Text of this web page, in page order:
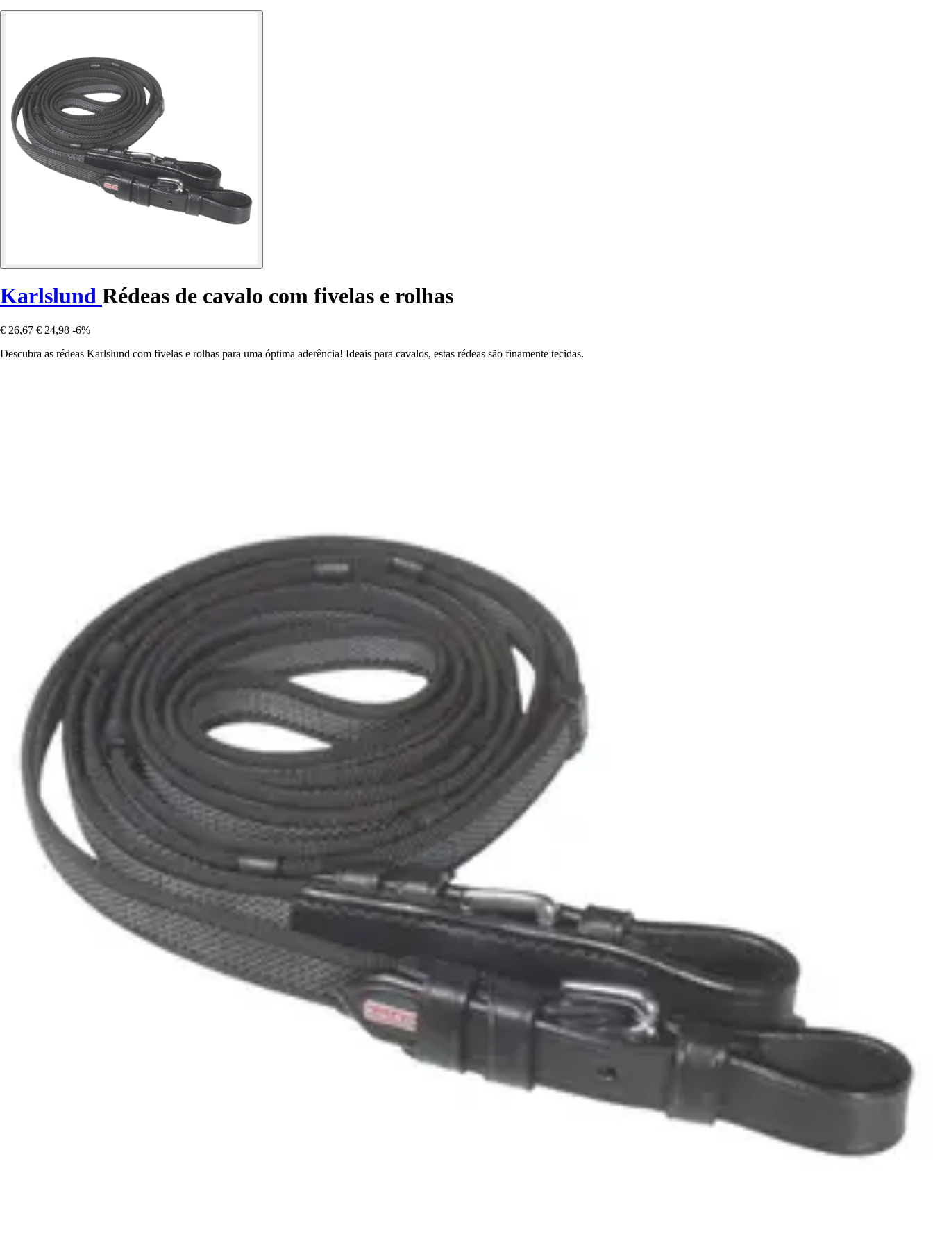
Karlslund Rédeas de cavalo com fivelas e rolhas
€ 26,67 € 24,98 -6%
Descubra as rédeas Karlslund com fivelas e rolhas para uma óptima aderência! Ideais para cavalos, estas rédeas são finamente tecidas.